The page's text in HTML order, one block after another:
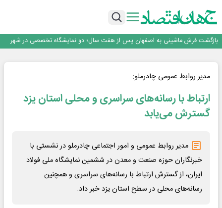
ورق گرم مبارکه به پروژه های انتقال آب رسید
بازگشت فرش ماشینی به اصفهان پس از هفت سال؛ دو نمایشگاه تخصصی در شهر
نمایشگاهی برگزار می‌شود
مدیرعامل جدید آلومینای ایران منصوب شد
ورق گرم مبارکه به پروژه های انتقال آب رسید
بازگشت فرش ماشینی به اصفهان پس از هفت سال؛ دو نمایشگاه تخصصی در شهر
نمایشگاهی برگزار می‌شود
عرضه اولیه احیا استیل فولاد بافت
مدیر روابط عمومی چادرملو:
ارتباط با رسانه‌های سراسری و محلی استان یزد
گسترش می‌یابد
مدیر روابط عمومی و امور اجتماعی چادرملو در نشستی با
خبرنگاران حوزه صنعت و معدن در ششمین نمایشگاه ملی فولاد
ایران، از گسترش ارتباط با رسانه‌های سراسری و همچنین
رسانه‌های محلی در سطح استان یزد خبر داد.